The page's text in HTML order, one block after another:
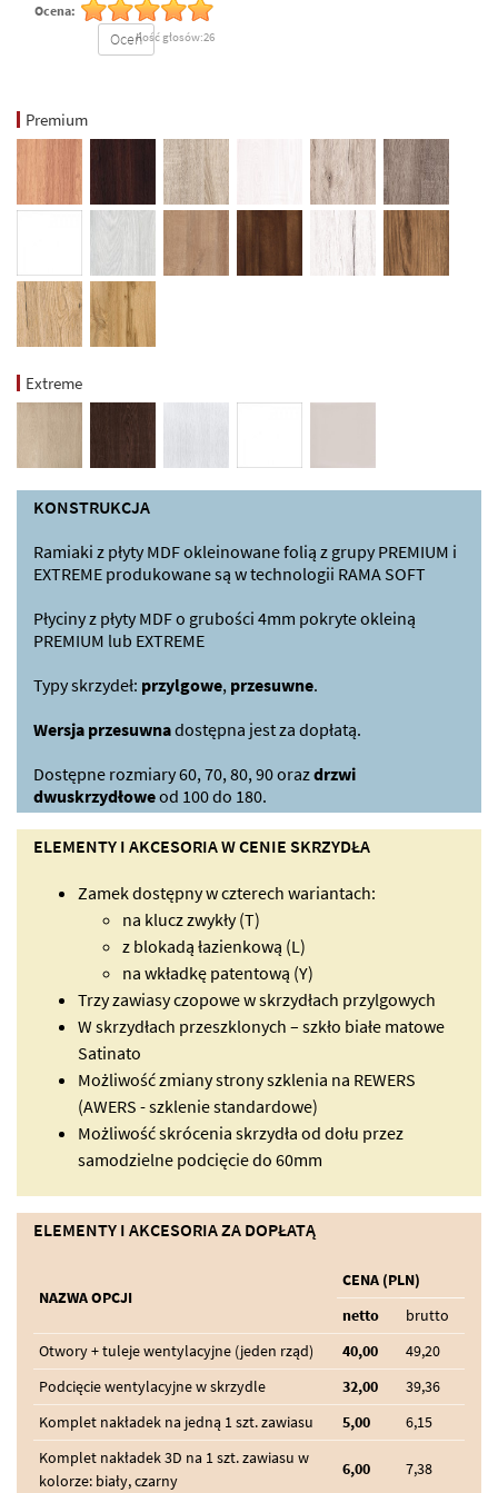
Ocena:
Ilość głosów:26
Oceń
Premium
Extreme
KONSTRUKCJA
Ramiaki z płyty MDF okleinowane folią z grupy PREMIUM i
EXTREME produkowane są w technologii RAMA SOFT
Płyciny z płyty MDF o grubości 4mm pokryte okleiną
PREMIUM lub EXTREME
Typy skrzydeł: przylgowe, przesuwne.
Wersja przesuwnadostępna jest za dopłatą.
Dostępne rozmiary 60, 70, 80, 90 orazdrzwi
dwuskrzydłoweod 100 do 180.
ELEMENTY I AKCESORIA W CENIE SKRZYDŁA
Zamek dostępny w czterech wariantach:
na klucz zwykły (T)
z blokadą łazienkową (L)
na wkładkę patentową (Y)
Trzy zawiasy czopowe w skrzydłach przylgowych
W skrzydłach przeszklonych – szkło białe matowe
Satinato
Możliwość zmiany strony szklenia na REWERS
(AWERS - szklenie standardowe)
Możliwość skrócenia skrzydła od dołu przez
samodzielne podcięcie do 60mm
ELEMENTY I AKCESORIA ZA DOPŁATĄ
NAZWA OPCJI
CENA (PLN)
netto
brutto
Otwory + tuleje wentylacyjne (jeden rząd)
40,00
49,20
Podcięcie wentylacyjne w skrzydle
32,00
39,36
Komplet nakładek na jedną 1 szt. zawiasu
5,00
6,15
Komplet nakładek 3D na 1 szt. zawiasu w
kolorze: biały, czarny
6,00 7,38